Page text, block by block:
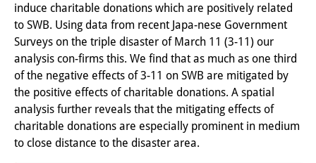
研修生
研究活動
研究活動の概要
研究クラスター
日本におけるサステナビリティ
induce charitable donations which are positively related
to SWB. Using data from recent Japa-nese Government
Surveys on the triple disaster of March 11 (3-11) our
analysis con-firms this. We find that as much as one third
of the negative effects of 3-11 on SWB are mitigated by
the positive effects of charitable donations. A spatial
analysis further reveals that the mitigating effects of
charitable donations are especially prominent in medium
to close distance to the disaster area.